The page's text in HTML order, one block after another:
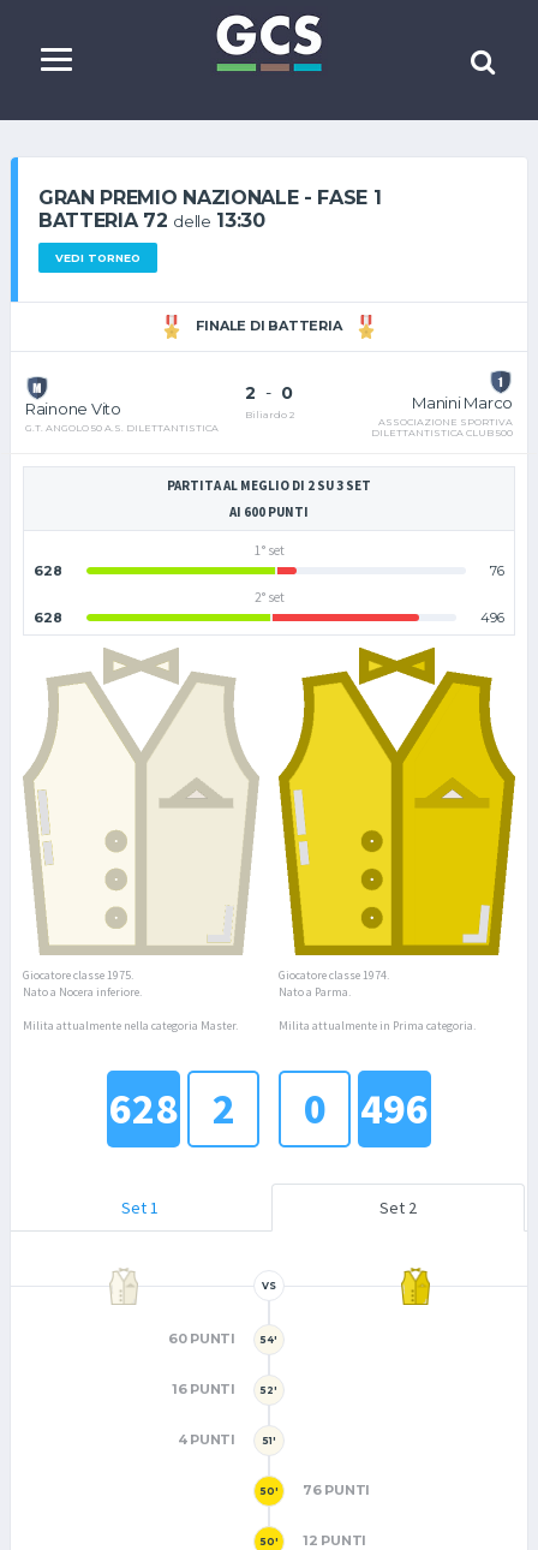
GRAN PREMIO NAZIONALE - FASE 1
BATTERIA 72 delle 13:30
VEDI TORNEO
FINALE DI BATTERIA
Rainone Vito
G.T. ANGOLO 50 A.S. DILETTANTISTICA
2 - 0
Biliardo 2
Manini Marco
ASSOCIAZIONE SPORTIVA
DILETTANTISTICA CLUB 500
PARTITA AL MEGLIO DI 2 SU 3 SET
AI 600 PUNTI
1° set
628
76
2° set
628
496
Giocatore classe 1975.
Nato a Nocera inferiore.
Milita attualmente nella categoria Master.
Giocatore classe 1974.
Nato a Parma.
Milita attualmente in Prima categoria.
2
628 0 496
Set 1 Set 2
VS
54'
60 PUNTI
52'
16 PUNTI
51'
4 PUNTI
50' 76 PUNTI
50' 12 PUNTI